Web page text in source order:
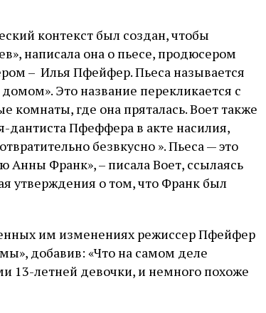
контекст был создан, чтобы
написала она о пьесе, продюсером
– Илья Пфейфер. Пьеса называется
Это название перекликается с
комнаты, где она пряталась. Воет также
Пфеффера в акте насилия,
безвкусно ». Пьеса — это
Анны Франк», – писала Воет, ссылаясь
утверждения о том, что Франк был
им изменениях режиссер Пфейфер
добавив: «Что на самом деле
13-летней девочки, и немного похоже